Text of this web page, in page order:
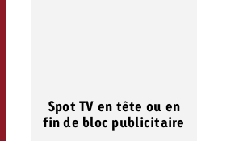
Spot TV en tête ou en
fin de bloc publicitaire